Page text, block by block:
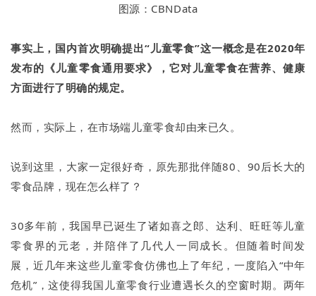
图源：CBNData
事实上，国内首次明确提出“儿童零食”这一概念是在2020年
发布的《儿童零食通用要求》，它对儿童零食在营养、健康
方面进行了明确的规定。
然而，实际上，在市场端儿童零食却由来已久。
说到这里，大家一定很好奇，原先那批伴随80、90后长大的
零食品牌，现在怎么样了？
30多年前，我国早已诞生了诸如喜之郎、达利、旺旺等儿童
零食界的元老，并陪伴了几代人一同成长。但随着时间发
展，近几年来这些儿童零食仿佛也上了年纪，一度陷入“中年
危机”，这使得我国儿童零食行业遭遇长久的空窗时期。两年